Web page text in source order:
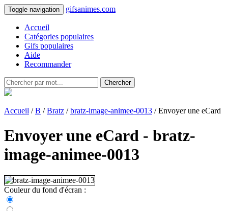
Toggle navigation gifsanimes.com
Accueil
Catégories populaires
Gifs populaires
Aide
Recommander
Chercher
Accueil /B /Bratz /bratz-image-animee-0013 / Envoyer une eCard
Envoyer une eCard - bratz-
image-animee-0013
Couleur du fond d'écran :